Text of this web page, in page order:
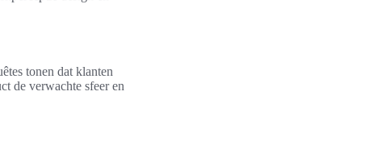
tonen dat klanten
de verwachte sfeer en